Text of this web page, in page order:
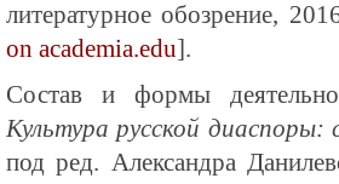
литературное обозрение,
on academia.edu].
Состав и формы
Культура русской
под ред. Александра